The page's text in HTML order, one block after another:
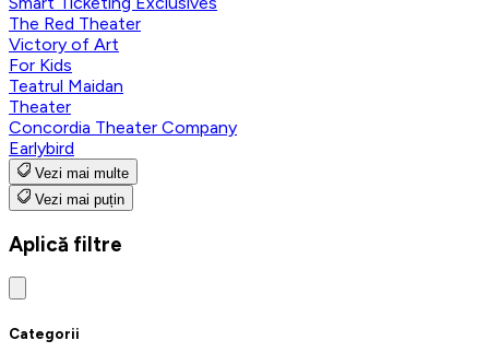
The Red Theater
Victory of Art
For Kids
Teatrul Maidan
Theater
Concordia Theater Company
Earlybird
Vezi mai multe
Vezi mai puțin
Aplică filtre
Categorii